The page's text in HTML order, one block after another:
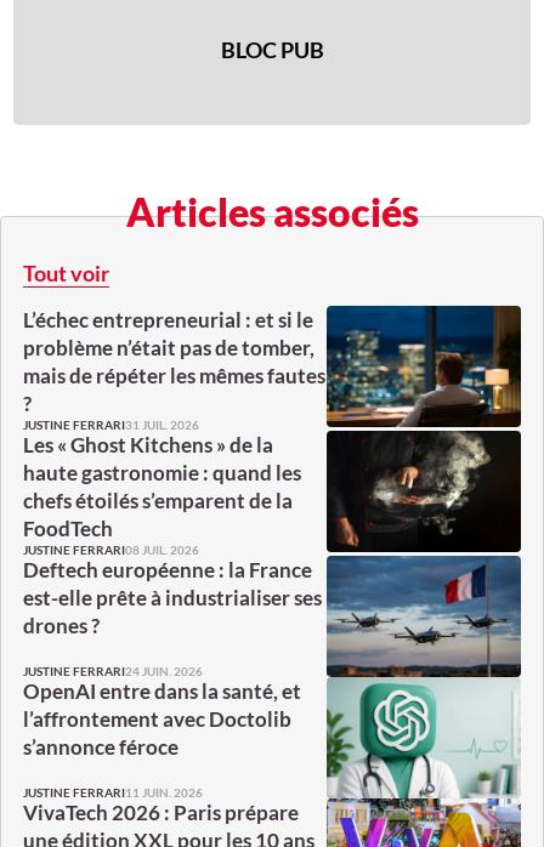
BLOC PUB
Articles associés
Tout voir
L’échec entrepreneurial : et si le
problème n’était pas de tomber,
mais de répéter les mêmes fautes
?
JUSTINE FERRARI31 JUIL. 2026
Les « Ghost Kitchens » de la
haute gastronomie : quand les
chefs étoilés s’emparent de la
FoodTech
JUSTINE FERRARI08 JUIL. 2026
Deftech européenne : la France
est-elle prête à industrialiser ses
drones ?
JUSTINE FERRARI24 JUIN. 2026
OpenAI entre dans la santé, et
l’affrontement avec Doctolib
s’annonce féroce
JUSTINE FERRARI11 JUIN. 2026
VivaTech 2026 : Paris prépare
une édition XXL pour les 10 ans